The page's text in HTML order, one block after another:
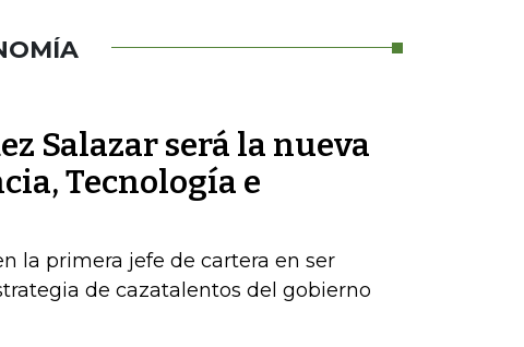
Salazar será la nueva
Tecnología e
la primera jefe de cartera en ser
de cazatalentos del gobierno